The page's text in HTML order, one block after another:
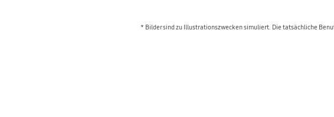
* Bilder sind zu Illustrationszwecken simuliert. Die tatsächliche